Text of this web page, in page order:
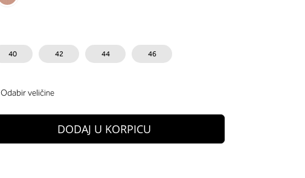
40 42 44 46
Odabir veličine
DODAJ U KORPICU